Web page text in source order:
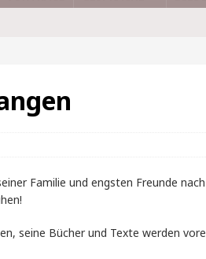
Familie und engsten Freunde nach
seine Bücher und Texte werden